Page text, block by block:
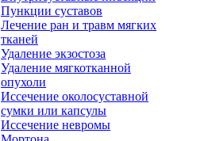
Пункции суставов
Лечение ран и травм мягких
тканей
Удаление экзостоза
Удаление мягкотканной
опухоли
Иссечение околосуставной
сумки или капсулы
Иссечение невромы